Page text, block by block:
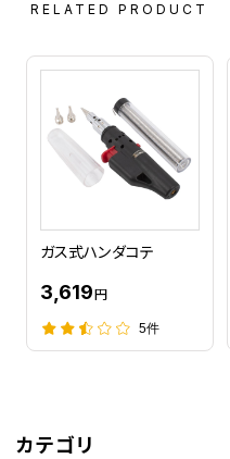
RELATED PRODUCT
ガス式ハンダコテ
3,619円
5件
カテゴリ